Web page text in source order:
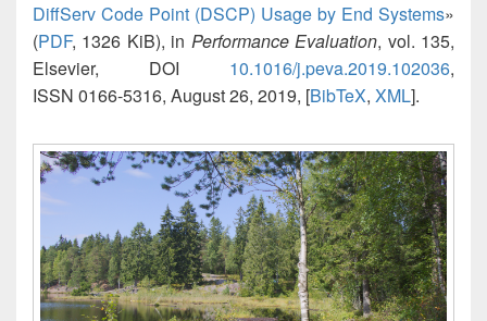
DiffServ Code Point (DSCP) Usage by End Systems»
(PDF, 1326 KiB), in Performance Evaluation, vol. 135,
Elsevier, DOI 10.1016/j.peva.2019.102036,
ISSN 0166-5316, August 26, 2019, [BibTeX, XML].